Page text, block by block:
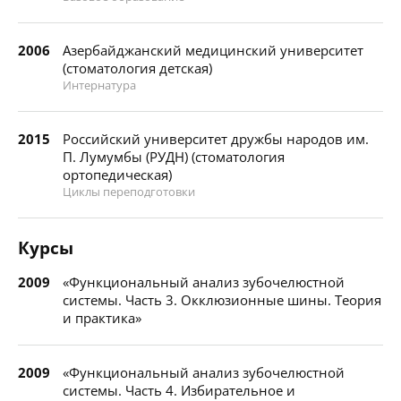
2006
Азербайджанский медицинский университет
(стоматология детская)
Интернатура
2015
Российский университет дружбы народов им.
П. Лумумбы (РУДН) (стоматология
ортопедическая)
Циклы переподготовки
Курсы
2009
«Функциональный анализ зубочелюстной
системы. Часть 3. Окклюзионные шины. Теория
и практика»
2009
«Функциональный анализ зубочелюстной
системы. Часть 4. Избирательное и